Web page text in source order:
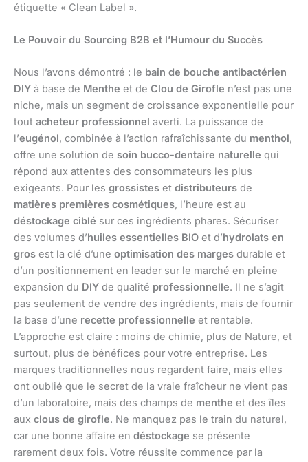
étiquette « Clean Label ».
Le Pouvoir du Sourcing B2B et l’Humour du Succès
Nous l’avons démontré : le bain de bouche antibactérien
DIY à base de Menthe et de Clou de Girofle n’est pas une
niche, mais un segment de croissance exponentielle pour
tout acheteur professionnel averti. La puissance de
l’eugénol, combinée à l’action rafraîchissante du menthol,
offre une solution de soin bucco-dentaire naturelle qui
répond aux attentes des consommateurs les plus
exigeants. Pour les grossistes et distributeurs de
matières premières cosmétiques, l’heure est au
déstockage ciblé sur ces ingrédients phares. Sécuriser
des volumes d’huiles essentielles BIO et d’hydrolats en
gros est la clé d’une optimisation des marges durable et
d’un positionnement en leader sur le marché en pleine
expansion du DIY de qualité professionnelle. Il ne s’agit
pas seulement de vendre des ingrédients, mais de fournir
la base d’une recette professionnelle et rentable.
L’approche est claire : moins de chimie, plus de Nature, et
surtout, plus de bénéfices pour votre entreprise. Les
marques traditionnelles nous regardent faire, mais elles
ont oublié que le secret de la vraie fraîcheur ne vient pas
d’un laboratoire, mais des champs de menthe et des îles
aux clous de girofle. Ne manquez pas le train du naturel,
car une bonne affaire en déstockage se présente
rarement deux fois. Votre réussite commence par la